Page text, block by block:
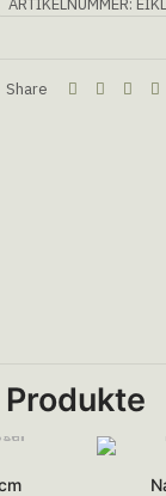
ARTIKELNUMMER: EIKL
Share